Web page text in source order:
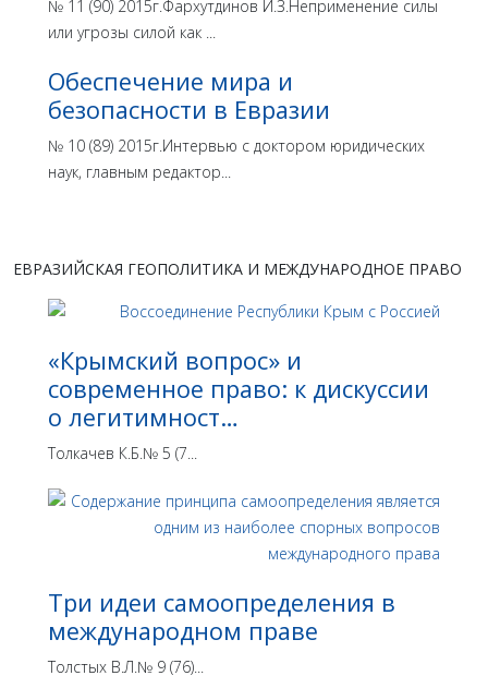
№ 11 (90) 2015г.Фархутдинов И.З.Неприменение силы
или угрозы силой как ...
Обеспечение мира и
безопасности в Евразии
№ 10 (89) 2015г.Интервью с доктором юридических
наук, главным редактор...
ЕВРАЗИЙСКАЯ ГЕОПОЛИТИКА И МЕЖДУНАРОДНОЕ ПРАВО
«Крымский вопрос» и
современное право: к дискуссии
о легитимност…
Толкачев К.Б.№ 5 (7...
Три идеи самоопределения в
международном праве
Толстых В.Л.№ 9 (76)...